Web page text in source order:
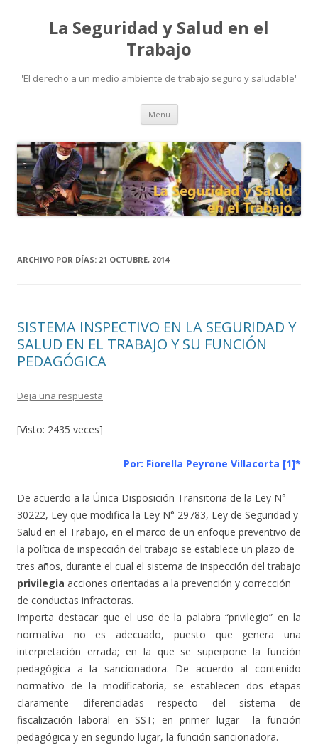
La Seguridad y Salud en el
Trabajo
'El derecho a un medio ambiente de trabajo seguro y saludable'
Menú Ir
contenido
ARCHIVO POR DÍAS: 21 OCTUBRE, 2014
SISTEMA INSPECTIVO EN LA SEGURIDAD Y
SALUD EN EL TRABAJO Y SU FUNCIÓN
PEDAGÓGICA
Deja una respuesta
[Visto: 2435 veces]
Por: Fiorella Peyrone Villacorta [1]*
De acuerdo a la Única Disposición Transitoria de la Ley N°
30222, Ley que modifica la Ley N° 29783, Ley de Seguridad y
Salud en el Trabajo, en el marco de un enfoque preventivo de
la política de inspección del trabajo se establece un plazo de
tres años, durante el cual el sistema de inspección del trabajo
privilegia acciones orientadas a la prevención y corrección
de conductas infractoras.
Importa destacar que el uso de la palabra “privilegio” en la
normativa no es adecuado, puesto que genera una
interpretación errada; en la que se superpone la función
pedagógica a la sancionadora. De acuerdo al contenido
normativo de la modificatoria, se establecen dos etapas
claramente diferenciadas respecto del sistema de
fiscalización laboral en SST; en primer lugar la función
pedagógica y en segundo lugar, la función sancionadora.